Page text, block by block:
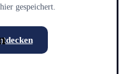
gespeichert.